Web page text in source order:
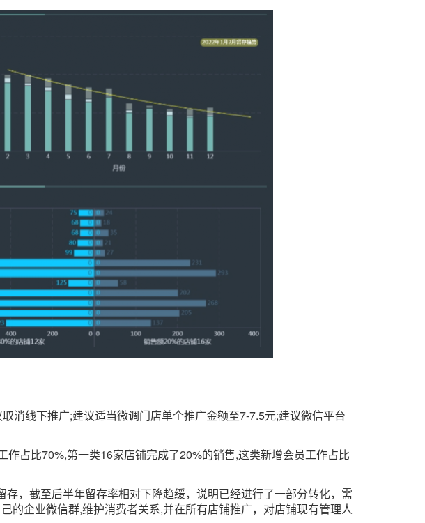
消线下推广;建议适当微调门店单个推广金额至7-7.5元;建议微信平台
占比70%,第一类16家店铺完成了20%的销售,这类新增会员工作占比
，截至后半年留存率相对下降趋缓，说明已经进行了一部分转化，需
的企业微信群,维护消费者关系,并在所有店铺推广，对店铺现有管理人